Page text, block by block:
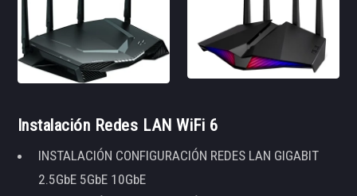
Instalación Redes LAN WiFi 6
INSTALACIÓN CONFIGURACIÓN REDES LAN GIGABIT
2.5GbE 5GbE 10GbE